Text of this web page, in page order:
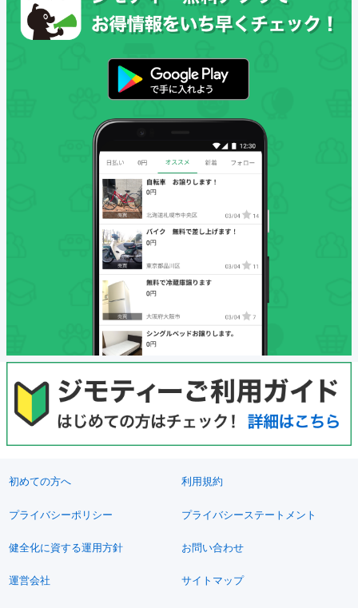
初めての方へ 利用規約
プライバシーポリシー プライバシーステートメント
健全化に資する運用方針 お問い合わせ
運営会社 サイトマップ